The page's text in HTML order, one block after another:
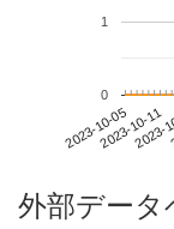
2023-10-052023-10-11
0
1
外部デー